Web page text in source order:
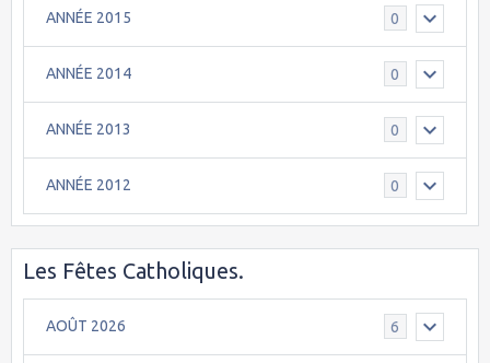
ANNÉE 2015 0
ANNÉE 2014 0
ANNÉE 2013 0
ANNÉE 2012 0
Les Fêtes Catholiques.
AOÛT 2026 6